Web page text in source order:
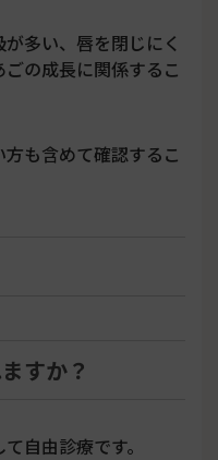
多い、唇を閉じにく
の成長に関係するこ
も含めて確認するこ
すか？
自由診療です。